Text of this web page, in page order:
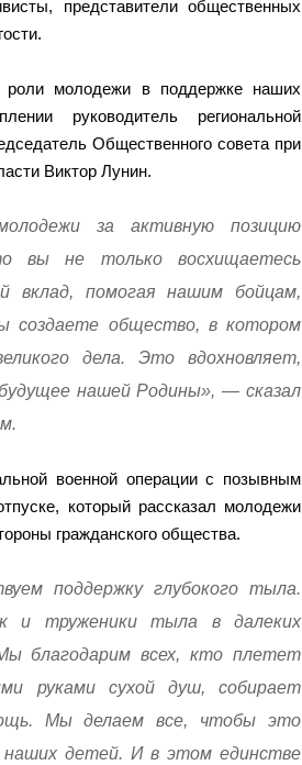
представители общественных
роли молодежи в поддержке наших
руководитель региональной
Общественного совета при
Виктор Лунин.
за активную позицию
вы не только восхищаетесь
вклад, помогая нашим бойцам,
создаете общество, в котором
дела. Это вдохновляет,
нашей Родины», — сказал
военной операции с позывным
который рассказал молодежи
гражданского общества.
поддержку глубокого тыла.
и труженики тыла в далеких
благодарим всех, кто плетет
руками сухой душ, собирает
Мы делаем все, чтобы это
наших детей. И в этом единстве